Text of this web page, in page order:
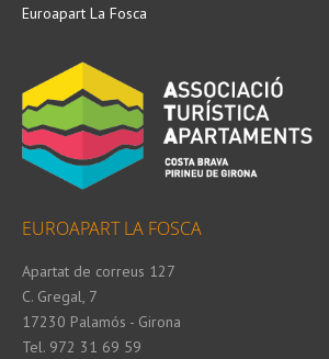
Euroapart La Fosca
EUROAPART LA FOSCA
Apartat de correus 127
C. Gregal, 7
17230 Palamós - Girona
Tel. 972 31 69 59